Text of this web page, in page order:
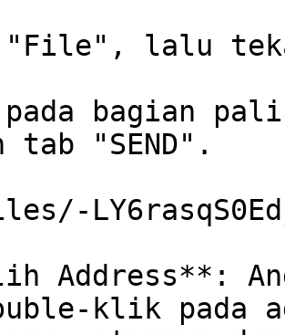
lalu
bagian
tab "SEND".
Address**:
klik pada